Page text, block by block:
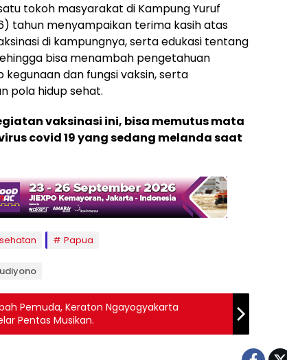
tokoh masyarakat di Kampung Yuruf
tahun menyampaikan terima kasih atas
di kampungnya, serta edukasi tentang
bisa menambah pengetahuan
dan fungsi vaksin, serta
pola hidup sehat.
vaksinasi ini, bisa memutus mata
covid 19 yang sedang melanda saat
Papua
Pemuda, Keraton Ngayogyakarta
Pentas Musikan.